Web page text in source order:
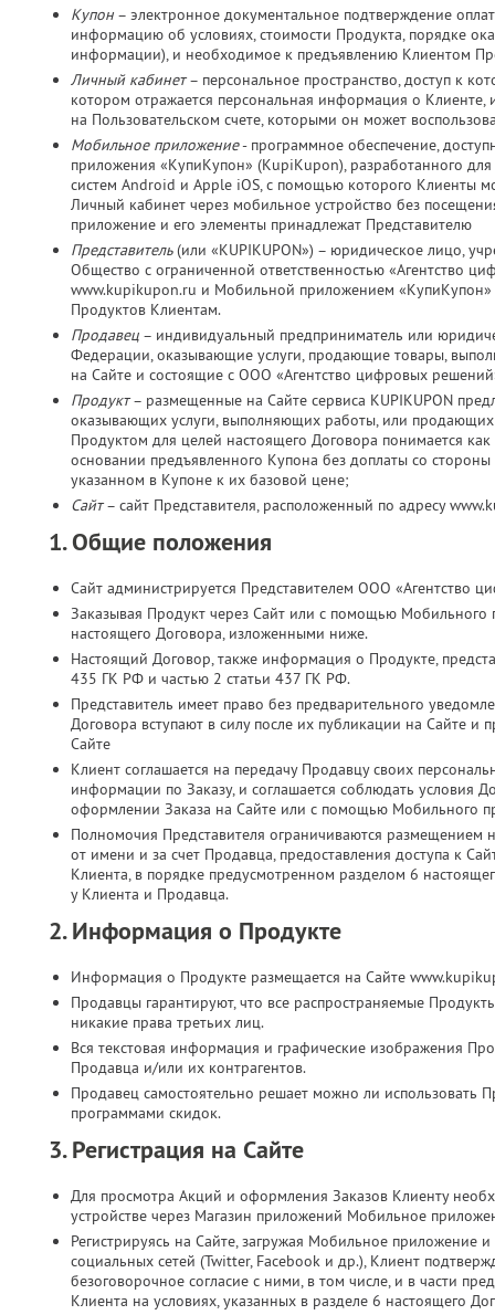
Купон – электронное документальное подтверждение
информацию об условиях, стоимости Продукта, порядке
информации), и необходимое к предъявлению Клиентом
Личный кабинет– персональное пространство, доступ к
котором отражается персональная информация о Клиенте,
на Пользовательском счете, которыми он может
Мобильное приложение- программное обеспечение,
приложения «КупиКупон» (KupiKupon), разработанного
систем Android и Apple iOS, с помощью которого Клиенты
Личный кабинет через мобильное устройство без
приложение и его элементы принадлежат Представителю
Представитель(или «KUPIKUPON») – юридическое лицо,
Общество с ограниченной ответственностью «Агентство
www.kupikupon.ru и Мобильной приложением
Продуктов Клиентам.
Продавец – индивидуальный предприниматель или
Федерации, оказывающие услуги, продающие товары,
на Сайте и состоящие с ООО «Агентство цифровых
Продукт– размещенные на Сайте сервиса KUPIKUPON
оказывающих услуги, выполняющих работы, или
Продуктом для целей настоящего Договора понимается
основании предъявленного Купона без доплаты со
указанном в Купоне к их базовой цене;
Сайт– сайт Представителя, расположенный по адресу
1. Общие положения
Сайт администрируется Представителем ООО «Агентство
Заказывая Продукт через Сайт или с помощью Мобильного
настоящего Договора, изложенными ниже.
Настоящий Договор, также информация о Продукте,
435 ГК РФ и частью 2 статьи 437 ГК РФ.
Представитель имеет право без предварительного
Договора вступают в силу после их публикации на Сайте
Сайте
Клиент соглашается на передачу Продавцу своих
информации по Заказу, и соглашается соблюдать условия
оформлении Заказа на Сайте или с помощью Мобильного
Полномочия Представителя ограничиваются
от имени и за счет Продавца, предоставления доступа к
Клиента, в порядке предусмотренном разделом 6
у Клиента и Продавца.
2. Информация о Продукте
Информация о Продукте размещается на Сайте
Продавцы гарантируют, что все распространяемые
никакие права третьих лиц.
Вся текстовая информация и графические изображения
Продавца и/или их контрагентов.
Продавец самостоятельно решает можно ли
программами скидок.
3. Регистрация на Сайте
Для просмотра Акций и оформления Заказов Клиенту
устройстве через Магазин приложений Мобильное
Регистрируясь на Сайте, загружая Мобильное приложение
социальных сетей (Twitter, Facebook и др.), Клиент
безоговорочное согласие с ними, в том числе, и в части
Клиента на условиях, указанных в разделе 6 настоящего